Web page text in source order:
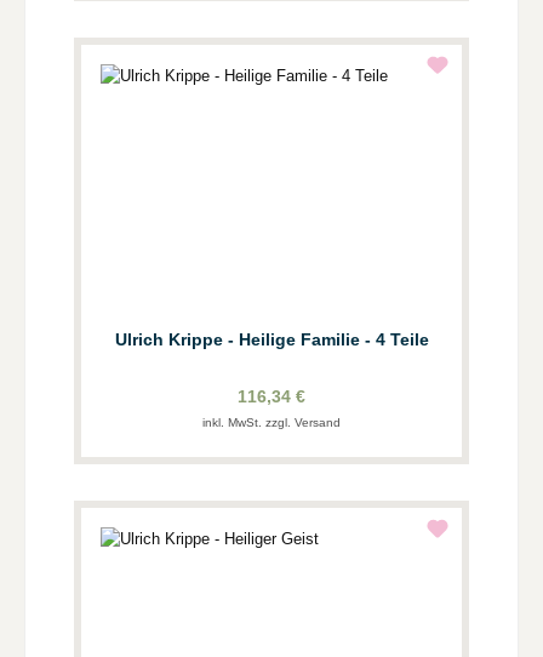
Ulrich Krippe - Heilige Familie - 4 Teile
116,34 €
inkl. MwSt. zzgl. Versand